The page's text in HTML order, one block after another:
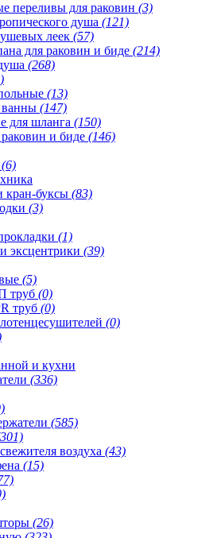
переливы для раковин (3)
душа (121)
леек (57)
для раковин и биде (214)
(268)
(13)
ванны (147)
для шланга (150)
и биде (146)
(6)
кран-буксы (83)
(3)
(1)
эксцентрики (39)
(5)
труб (0)
труб (0)
(0)
и кухни
(336)
(585)
воздуха (43)
(15)
(26)